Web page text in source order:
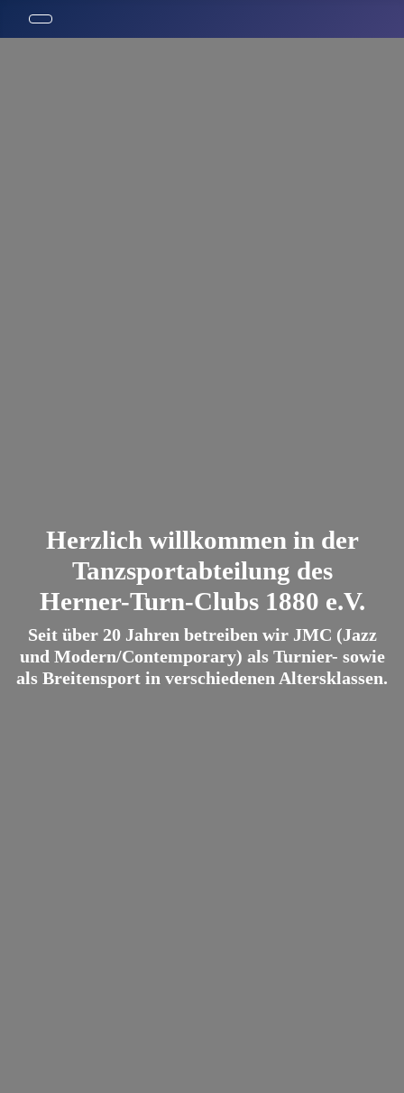
Herzlich willkommen in der
Tanzsportabteilung des
Herner-Turn-Clubs 1880 e.V.
Seit über 20 Jahren betreiben wir JMC (Jazz
und Modern/Contemporary) als Turnier- sowie
als Breitensport in verschiedenen Altersklassen.